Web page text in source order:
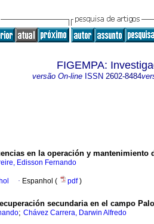
FIGEMPA:
versão On-line ISSN 2602-8484
en la operación y
Edisson Fernando
· Espanhol ( pdf)
secundaria en el campo Palo
; Chávez Carrera, Darwin Alfredo